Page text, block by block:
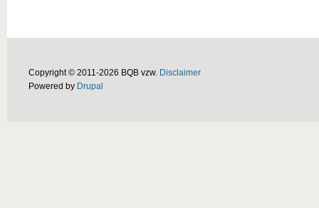
Copyright © 2011-2026 BQB vzw. Disclaimer
Powered by Drupal